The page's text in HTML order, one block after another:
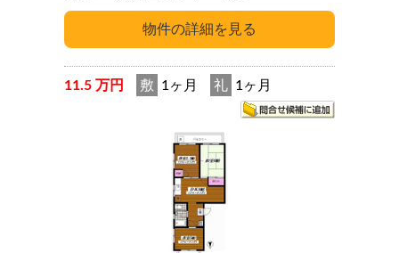
11.5 万円 敷 1ヶ月 礼 1ヶ月